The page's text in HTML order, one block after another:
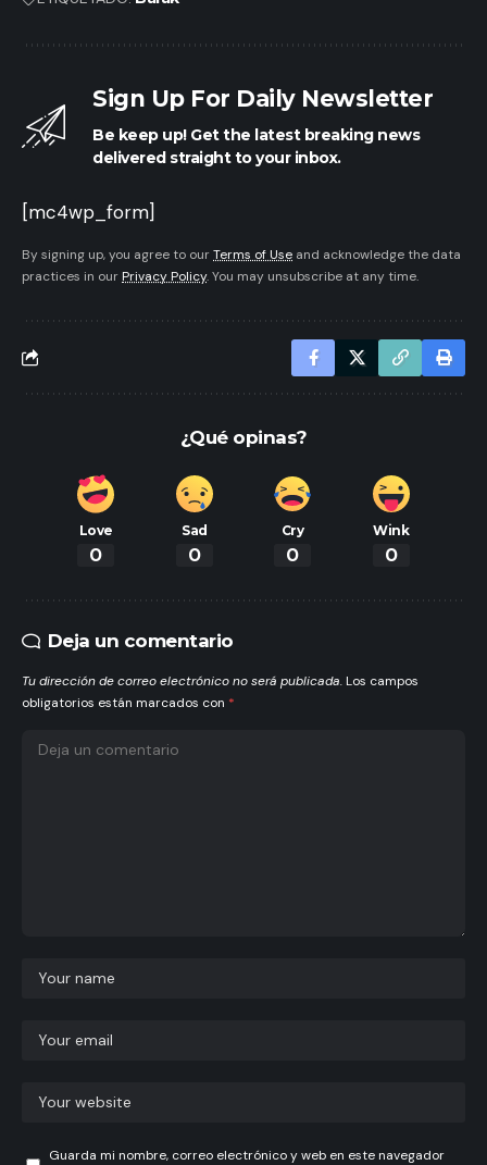
Sign Up For Daily Newsletter
Be keep up! Get the latest breaking news
delivered straight to your inbox.
[mc4wp_form]
By signing up, you agree to ourTerms of Use and acknowledge the data
practices in our Privacy Policy. You may unsubscribe at any time.
¿Qué opinas?
Love
0
Sad
0
Cry
0
Wink
0
Deja un comentario
Tu dirección de correo electrónico no será publicada. Los campos
obligatorios están marcados con *
Guarda mi nombre, correo electrónico y web en este navegador